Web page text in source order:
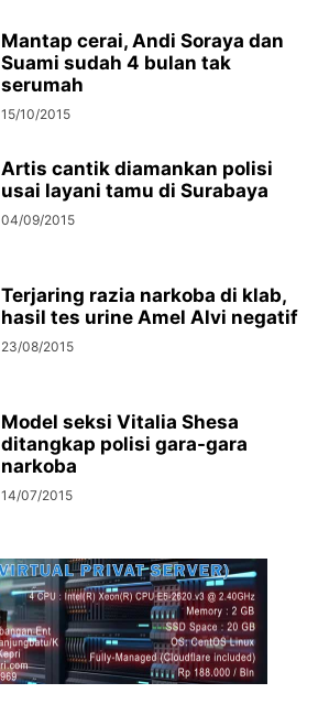
Mantap cerai, Andi Soraya dan
Suami sudah 4 bulan tak
serumah
15/10/2015
Artis cantik diamankan polisi
usai layani tamu di Surabaya
04/09/2015
Terjaring razia narkoba di klab,
hasil tes urine Amel Alvi negatif
23/08/2015
Model seksi Vitalia Shesa
ditangkap polisi gara-gara
narkoba
14/07/2015